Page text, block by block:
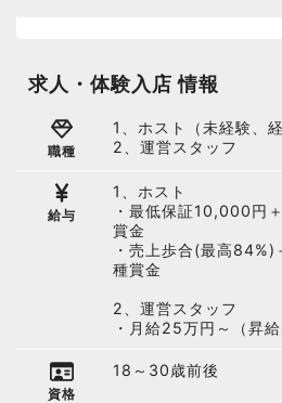
求人・体験入店 情報
職種
1、ホスト（未経験、経
2、運営スタッフ
給与
1、ホスト
・最低保証10,000円
賞金
・売上歩合(最高84%)
種賞金
2、運営スタッフ
・月給25万円～（昇
資格
18～30歳前後